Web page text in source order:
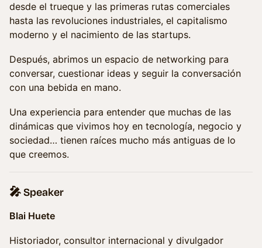
desde el trueque y las primeras rutas comerciales
hasta las revoluciones industriales, el capitalismo
moderno y el nacimiento de las startups.
Después, abrimos un espacio de networking para
conversar, cuestionar ideas y seguir la conversación
con una bebida en mano.
Una experiencia para entender que muchas de las
dinámicas que vivimos hoy en tecnología, negocio y
sociedad… tienen raíces mucho más antiguas de lo
que creemos.
🎤 Speaker
Blai Huete
Historiador, consultor internacional y divulgador